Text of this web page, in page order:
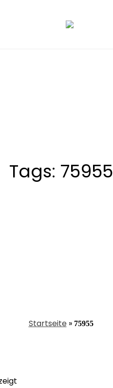
Tags: 75955
Startseite» 75955